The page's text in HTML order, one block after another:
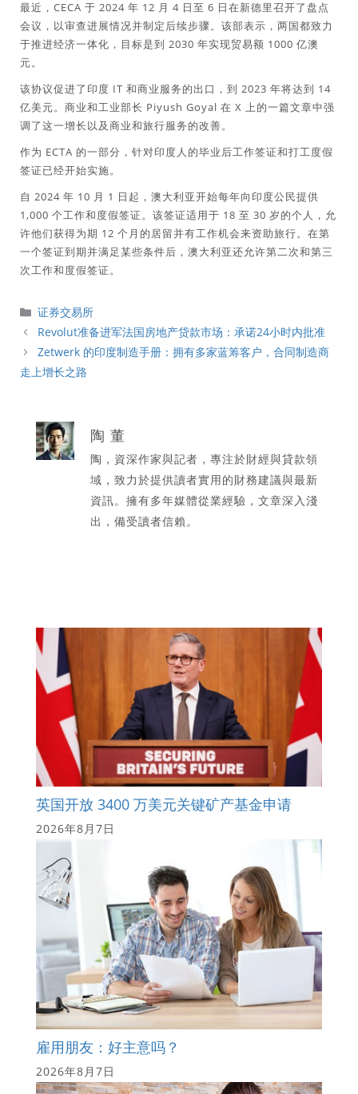
最近，CECA 于 2024 年 12 月 4 日至 6 日在新德里召开了盘点
会议，以审查进展情况并制定后续步骤。该部表示，两国都致力
于推进经济一体化，目标是到 2030 年实现贸易额 1000 亿澳
元。
该协议促进了印度 IT 和商业服务的出口，到 2023 年将达到 14
亿美元。商业和工业部长 Piyush Goyal 在 X 上的一篇文章中强
调了这一增长以及商业和旅行服务的改善。
作为 ECTA 的一部分，针对印度人的毕业后工作签证和打工度假
签证已经开始实施。
自 2024 年 10 月 1 日起，澳大利亚开始每年向印度公民提供
1,000 个工作和度假签证。该签证适用于 18 至 30 岁的个人，允
许他们获得为期 12 个月的居留并有工作机会来资助旅行。在第
一个签证到期并满足某些条件后，澳大利亚还允许第二次和第三
次工作和度假签证。
分
類
证券交易所
Revolut准备进军法国房地产贷款市场：承诺24小时内批准
Zetwerk 的印度制造手册：拥有多家蓝筹客户，合同制造商
走上增长之路
陶 董
陶，資深作家與記者，專注於財經與貸款領
域，致力於提供讀者實用的財務建議與最新
資訊。擁有多年媒體從業經驗，文章深入淺
出，備受讀者信賴。
英国开放 3400 万美元关键矿产基金申请
2026年8月7日
雇用朋友：好主意吗？
2026年8月7日